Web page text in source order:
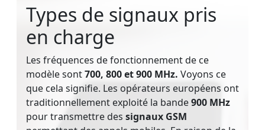
Types de signaux pris
en charge
Les fréquences de fonctionnement de ce
modèle sont700, 800 et 900 MHz. Voyons ce
que cela signifie. Les opérateurs européens ont
traditionnellement exploité la bande900 MHz
pour transmettre des signaux GSM